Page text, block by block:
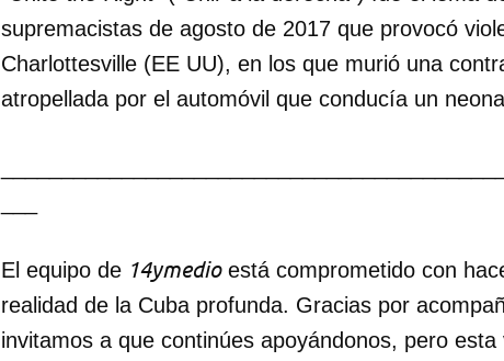
supremacistas de agosto de 2017 que provocó
Charlottesville (EE UU), en los que murió una
atropellada por el automóvil que conducía un
El equipo de 14ymedioestá comprometido con
realidad de la Cuba profunda. Gracias por
invitamos a que continúes apoyándonos, pero esta